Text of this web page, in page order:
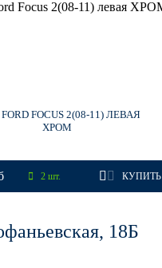
FOCUS 2(08-11) ЛЕВАЯ
ХРОМ
2 шт. КУПИТЬ
18Б